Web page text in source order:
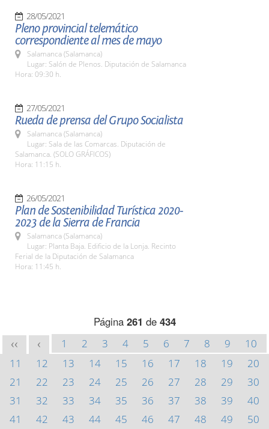
28/05/2021
Pleno provincial telemático
correspondiente al mes de mayo
Salamanca (Salamanca)
Lugar: Salón de Plenos. Diputación de Salamanca
Hora: 09:30 h.
27/05/2021
Rueda de prensa del Grupo Socialista
Salamanca (Salamanca)
Lugar: Sala de las Comarcas. Diputación de
Salamanca. (SOLO GRÁFICOS)
Hora: 11:15 h.
26/05/2021
Plan de Sostenibilidad Turística 2020-
2023 de la Sierra de Francia
Salamanca (Salamanca)
Lugar: Planta Baja. Edificio de la Lonja. Recinto
Ferial de la Diputación de Salamanca
Hora: 11:45 h.
Página 261 de 434
<< < 1 2 3 4 5 6 7 8 9
10
11
12 13 14 15 16 17 18 19
20
21
22 23 24 25 26 27 28 29
30
31
32 33 34 35 36 37 38 39
40
41
42 43 44 45 46 47 48 49
50